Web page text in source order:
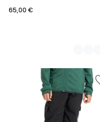
65,00 €